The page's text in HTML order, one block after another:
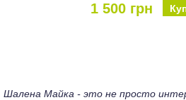
1 500 грн
Шалена Майка - это не просто